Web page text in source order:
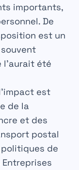
importants,
De
est un
l’aurait été
est
de la
et des
postal
de